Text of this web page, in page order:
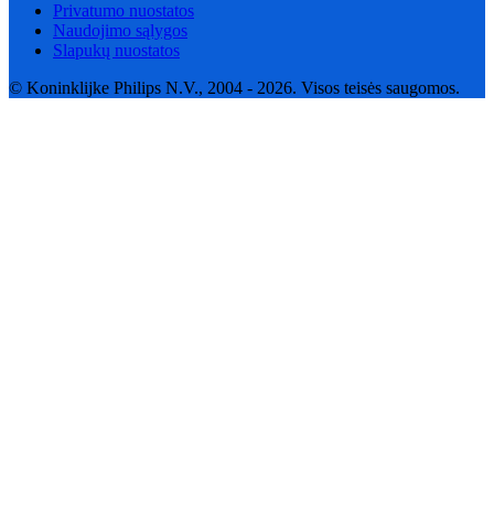
Privatumo nuostatos
Naudojimo sąlygos
Slapukų nuostatos
© Koninklijke Philips N.V., 2004 - 2026. Visos teisės saugomos.